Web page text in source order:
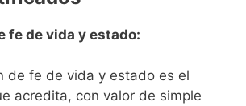
fe de vida y estado:
de fe de vida y estado es el
acredita, con valor de simple